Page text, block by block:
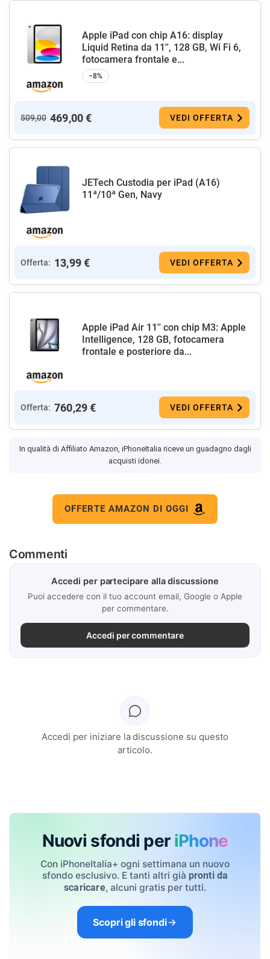
Apple iPad con chip A16: display
Liquid Retina da 11'', 128 GB, Wi Fi 6,
fotocamera frontale e...
−8%
509,00 469,00 € VEDI OFFERTA
JETech Custodia per iPad (A16)
11ª/10ª Gen, Navy
Offerta: 13,99 € VEDI OFFERTA
Apple iPad Air 11'' con chip M3: Apple
Intelligence, 128 GB, fotocamera
frontale e posteriore da...
Offerta: 760,29 € VEDI OFFERTA
In qualità di Affiliato Amazon, iPhoneItalia riceve un guadagno dagli
acquisti idonei.
OFFERTE AMAZON DI OGGI
Commenti
Accedi per partecipare alla discussione
Puoi accedere con il tuo account email, Google o Apple
per commentare.
Accedi per commentare
Accedi per iniziare la discussione su questo
articolo.
Nuovi sfondi per iPhone
Con iPhoneItalia+ ogni settimana un nuovo
sfondo esclusivo. E tanti altri già pronti da
scaricare, alcuni gratis per tutti.
Scopri gli sfondi